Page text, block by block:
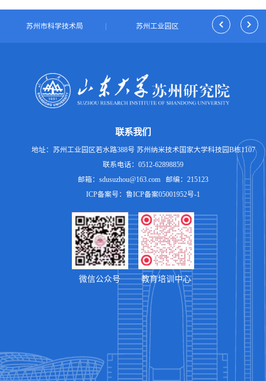
苏州市科学技术局 | 苏州工业园区 独墅湖科
联系我们
地址：苏州工业园区若水路388号 苏州纳米技术国家大学科技园B栋1107
联系电话：0512-62898859
邮箱：sdusuzhou@163.com 邮编：215123
ICP备案号：鲁ICP备案05001952号-1
微信公众号 教育培训中心